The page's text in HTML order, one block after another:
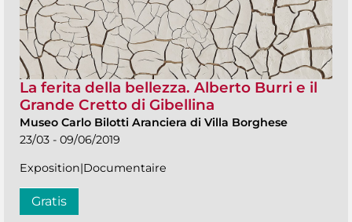
La ferita della bellezza. Alberto Burri e il
Grande Cretto di Gibellina
Museo Carlo Bilotti Aranciera di Villa Borghese
23/03 - 09/06/2019
Exposition|Documentaire
Gratis